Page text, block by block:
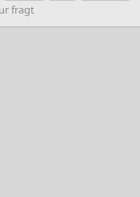
fragt